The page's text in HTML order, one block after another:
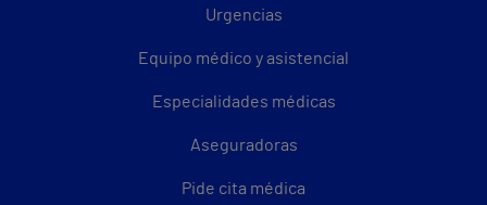
Urgencias
Equipo médico y asistencial
Especialidades médicas
Aseguradoras
Pide cita médica